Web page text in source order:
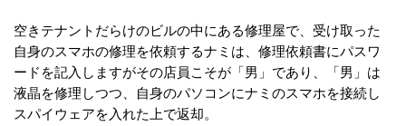
空きテナントだらけのビルの中にある修理屋で、受け取った
自身のスマホの修理を依頼するナミは、修理依頼書にパスワ
ードを記入しますがその店員こそが「男」であり、「男」は
液晶を修理しつつ、自身のパソコンにナミのスマホを接続し
スパイウェアを入れた上で返却。